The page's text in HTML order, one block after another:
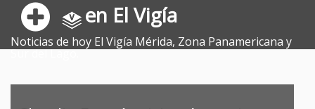
en El Vigía
Noticias de hoy El Vigía Mérida, Zona Panamericana y
Sur del Lago.